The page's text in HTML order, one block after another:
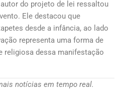
do projeto de lei ressaltou
Ele destacou que
desde a infância, ao lado
representa uma forma de
religiosa dessa manifestação
notícias em tempo real.